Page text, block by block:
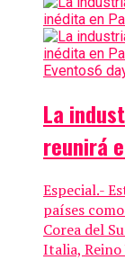
Eventos6
La
reunirá
Especial.-
países
Corea del
Italia, Reino